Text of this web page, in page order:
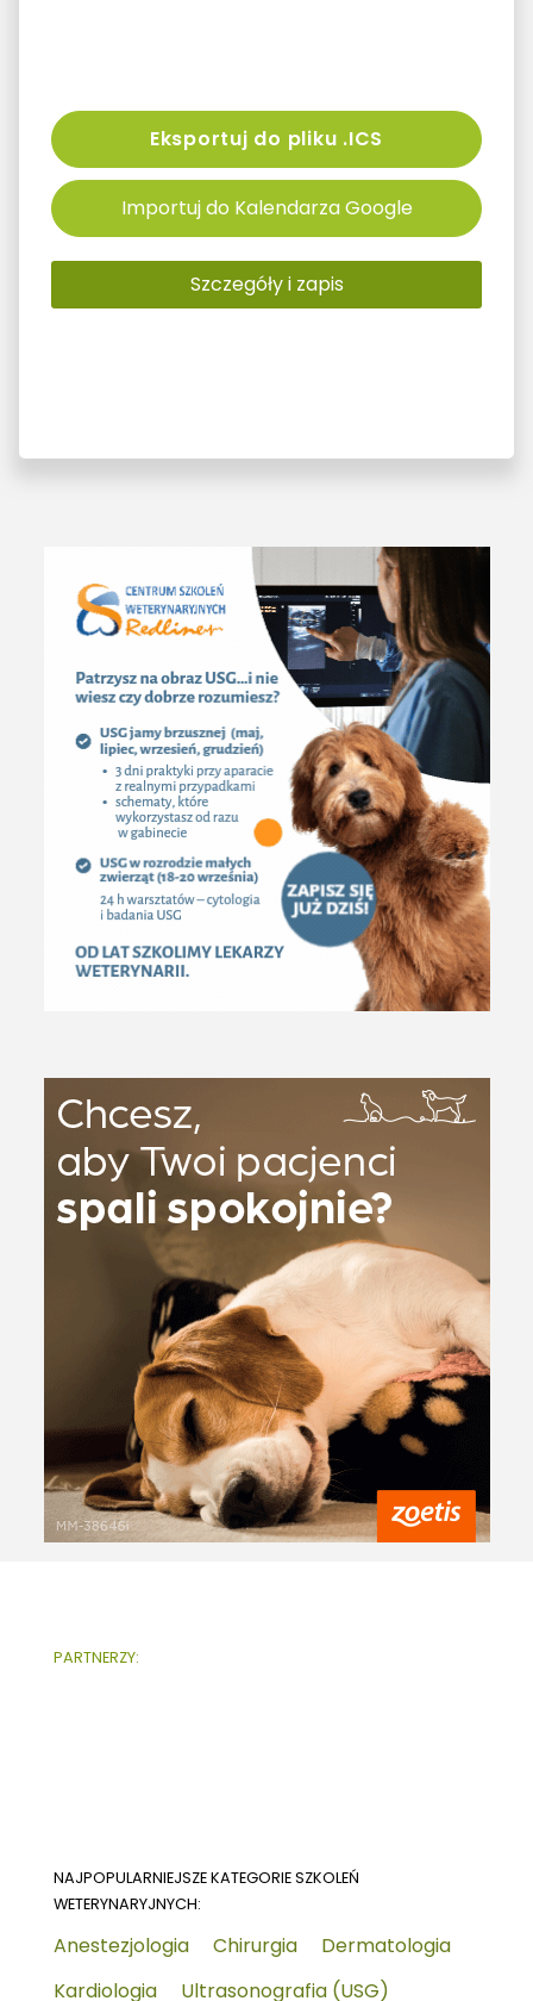
Eksportuj do pliku .ICS
Importuj do Kalendarza Google
Szczegóły i zapis
PARTNERZY:
NAJPOPULARNIEJSZE KATEGORIE SZKOLEŃ
WETERYNARYJNYCH:
Anestezjologia Chirurgia
Dermatologia
Kardiologia
Ultrasonografia (USG)